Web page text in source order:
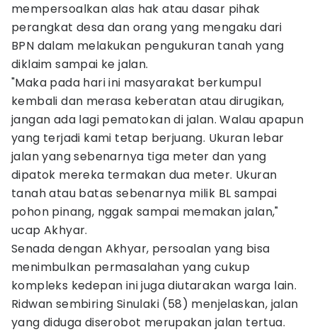
mempersoalkan alas hak atau dasar pihak
perangkat desa dan orang yang mengaku dari
BPN dalam melakukan pengukuran tanah yang
diklaim sampai ke jalan.
"Maka pada hari ini masyarakat berkumpul
kembali dan merasa keberatan atau dirugikan,
jangan ada lagi pematokan di jalan. Walau apapun
yang terjadi kami tetap berjuang. Ukuran lebar
jalan yang sebenarnya tiga meter dan yang
dipatok mereka termakan dua meter. Ukuran
tanah atau batas sebenarnya milik BL sampai
pohon pinang, nggak sampai memakan jalan,"
ucap Akhyar.
Senada dengan Akhyar, persoalan yang bisa
menimbulkan permasalahan yang cukup
kompleks kedepan ini juga diutarakan warga lain.
Ridwan sembiring Sinulaki (58) menjelaskan, jalan
yang diduga diserobot merupakan jalan tertua.